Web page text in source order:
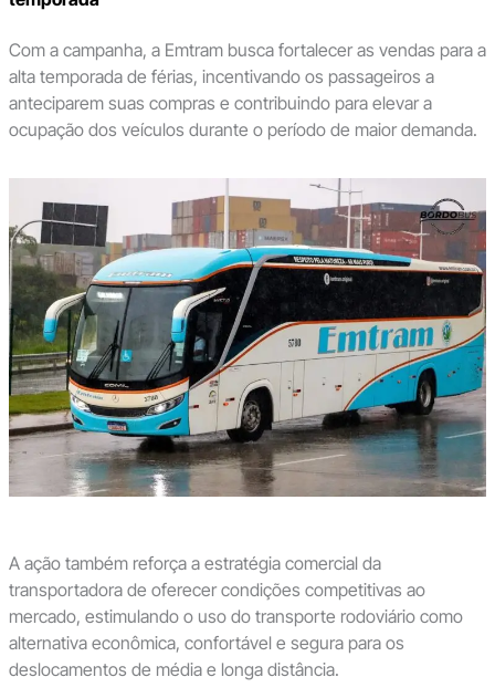
Com a campanha, a Emtram busca fortalecer as vendas para a
alta temporada de férias, incentivando os passageiros a
anteciparem suas compras e contribuindo para elevar a
ocupação dos veículos durante o período de maior demanda.
A ação também reforça a estratégia comercial da
transportadora de oferecer condições competitivas ao
mercado, estimulando o uso do transporte rodoviário como
alternativa econômica, confortável e segura para os
deslocamentos de média e longa distância.